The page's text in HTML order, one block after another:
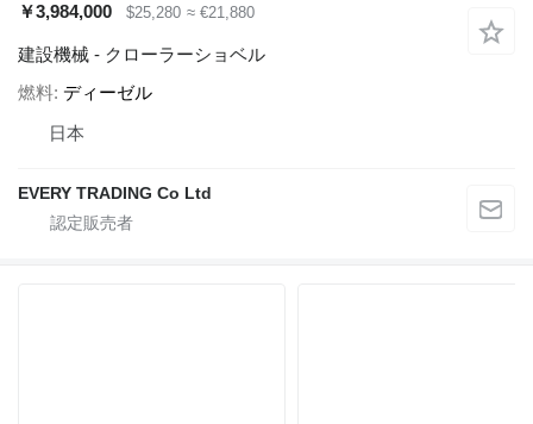
￥3,984,000
$25,280 ≈ €21,880
建設機械 - クローラーショベル
燃料 ディーゼル
日本
EVERY TRADING Co Ltd